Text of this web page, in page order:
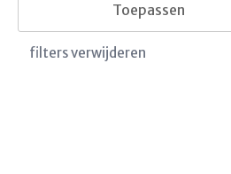
Toepassen
filters verwijderen